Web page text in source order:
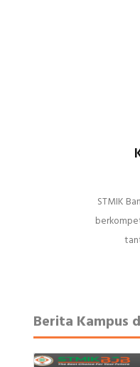
STMIK
Berita Kampus